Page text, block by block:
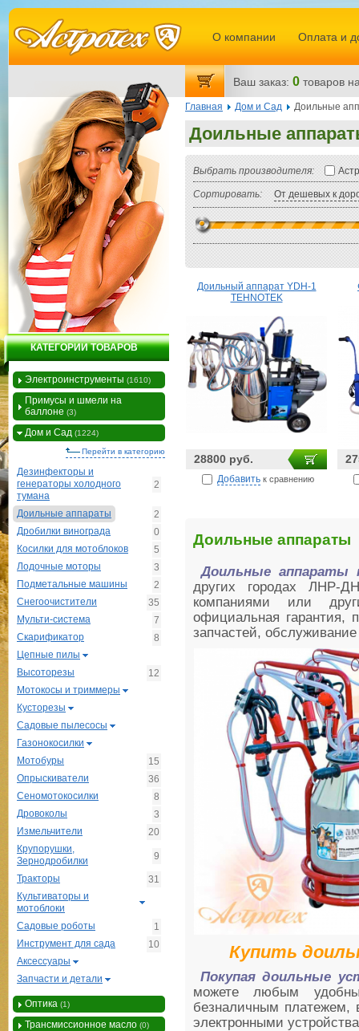
Главная Дом и Сад Доильные
Доильные
Выбрать производителя:
Сортировать: От дешевых к
Доильный аппарат YDH-1
TEHNOTEK
28800 руб.
Добавить к сравнению
Доильные аппараты
Доильные аппараты
других городах ЛНР-
компаниями или
официальная гарантия,
запчастей,
Купить
Покупая доильные
можете любым
безналичным платежем,
электронными
КАТЕГОРИИ ТОВАРОВ
Электроинструменты (1610)
Примусы и шмели на
баллоне (3)
Дом и Сад (1224)
Перейти в категорию
Дезинфекторы и
генераторы холодного
тумана
2
Доильные аппараты
2
Дробилки винограда
0
Косилки для мотоблоков
5
Лодочные моторы
3
Подметальные машины
2
Снегоочистители
35
Мульти-система
7
Скарификатор
8
Цепные пилы
Высоторезы
12
Мотокосы и триммеры
Кусторезы
Садовые пылесосы
Газонокосилки
Мотобуры
15
Опрыскиватели
36
Сеномотокосилки
8
Дровоколы
3
Измельчители
20
Крупорушки,
Зернодробилки
9
Тракторы
31
Культиваторы и
мотоблоки
Садовые роботы
1
Инструмент для сада
10
Аксессуары
Запчасти и детали
Оптика (1)
Трансмиссионное масло (0)
О компании Оплата и
Ваш заказ: 0 товаров